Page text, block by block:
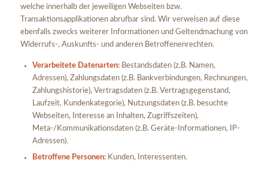
welche innerhalb der jeweiligen Webseiten bzw.
Transaktionsapplikationen abrufbar sind. Wir verweisen auf diese
ebenfalls zwecks weiterer Informationen und Geltendmachung von
Widerrufs-, Auskunfts- und anderen Betroffenenrechten.
Verarbeitete Datenarten:Bestandsdaten (z.B. Namen,
Adressen), Zahlungsdaten (z.B. Bankverbindungen, Rechnungen,
Zahlungshistorie), Vertragsdaten (z.B. Vertragsgegenstand,
Laufzeit, Kundenkategorie), Nutzungsdaten (z.B. besuchte
Webseiten, Interesse an Inhalten, Zugriffszeiten),
Meta-/Kommunikationsdaten (z.B. Geräte-Informationen, IP-
Adressen).
Betroffene Personen:Kunden, Interessenten.